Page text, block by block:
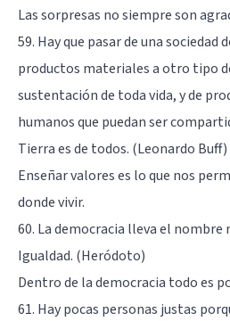
Las sorpresas no siempre son
59. Hay que pasar de una sociedad
productos materiales a otro tipo
sustentación de toda vida, y de
humanos que puedan ser
Tierra es de todos. (Leonardo Buff)
Enseñar valores es lo que nos
donde vivir.
60. La democracia lleva el nombre
Igualdad. (Heródoto)
Dentro de la democracia todo es
61. Hay pocas personas justas